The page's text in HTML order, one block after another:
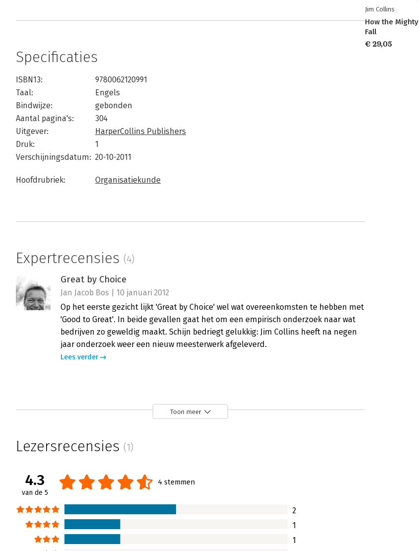
Specificaties
ISBN13:
9780062120991
Taal:
Engels
Bindwijze:
gebonden
Aantal pagina's:
304
Uitgever:
HarperCollins Publishers
Druk:
1
Verschijningsdatum: 20-10-2011
Hoofdrubriek: Organisatiekunde
Expertrecensies (4)
Great by Choice
Jan Jacob Bos | 10 januari 2012
Op het eerste gezicht lijkt 'Great by Choice' wel wat overeenkomsten te hebben met
'Good to Great'. In beide gevallen gaat het om een empirisch onderzoek naar wat
bedrijven zo geweldig maakt. Schijn bedriegt gelukkig: Jim Collins heeft na negen
jaar onderzoek weer een nieuw meesterwerk afgeleverd.
Lees verder
Carla Verwijs | 5 december 2011
worden. Over die onderzoeken heeft hij verschillende boeken geschreven, die
minstens zo succesvol zijn als de bedrijven die hij onderzoekt. Het nieuwste boek
puzzelstukje. In 'Great by Choice' wordt gekeken naar hoe het komt dat sommige
bedrijven gedijen in turbulente en onzekere tijden: wat maakt dat ze overeind
Lees verder
Toon meer
Lezersrecensies (1)
4.3
van de 5
4 stemmen
2
1
1
Jim Collins
How the Mighty
Fall
€ 29,05